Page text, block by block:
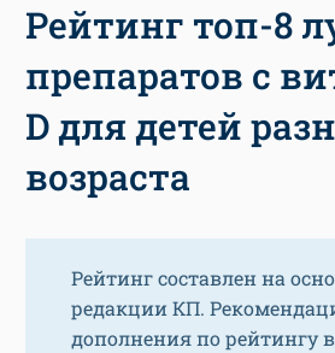
Рейтинг топ-8
препаратов с
D для детей
возраста
Рейтинг составлен на
редакции КП.
дополнения по рейтингу